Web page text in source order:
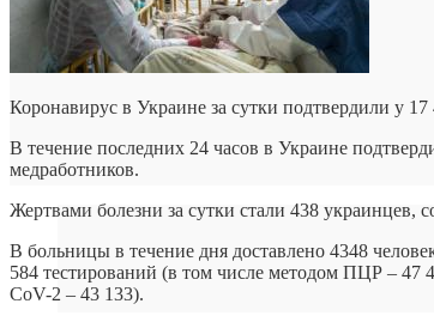
Коронавирус в Украине за сутки подтвердили у
В течение последних 24 часов в Украине
медработников.
Жертвами болезни за сутки стали 438 украинцев,
В больницы в течение дня доставлено 4348
584 тестирований (в том числе методом ПЦР – 47
CoV-2 – 43 133).